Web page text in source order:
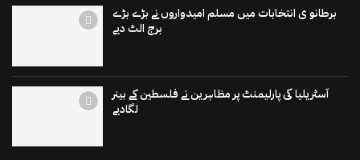
برطانو ی انتخابات میں مسلم امیدواروں نے بڑے بڑے
برج الٹ دیے
آسٹریلیا کی پارلیمنٹ پر مظاہرین نے فلسطین کے بینر
لگادیے